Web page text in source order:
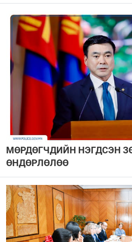
МӨРДӨГЧДИЙН НЭГДСЭН
ӨНДӨРЛӨЛӨӨ